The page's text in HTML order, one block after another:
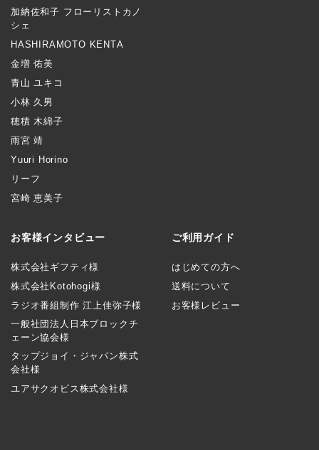
加納佐和子 フローリストカノ
シェ
HASHIRAMOTO KENTA
金増 佑美
青山 ユキコ
小林 久男
穂積 木綿子
雨宮 靖
Yuuri Horino
リーフ
宮崎 恵美子
お客様インタビュー
株式会社ギフティ様
株式会社Kotohogi様
ラジオ番組制作 江上佳弥子様
一般社団法人日本ブロックチ
ェーン協会様
タップジョイ・ジャパン株式
会社様
ユアサクオビス株式会社様
ご利用ガイド
はじめての方へ
送料について
お客様レビュー